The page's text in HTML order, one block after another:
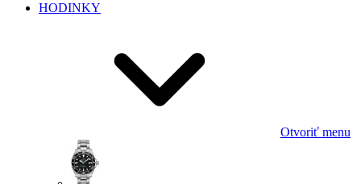
HODINKY
Otvoriť menu